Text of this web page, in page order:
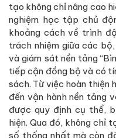
tạo không chỉ nâng cao
nghiệm học tập chủ
khoảng cách về trình
trách nhiệm giữa các
và giám sát nền tảng
tiếp cận đồng bộ và có
sách. Từ việc hoàn thiện
đến vận hành nền tảng
được quy định cụ thể,
hiện. Qua đó, không chỉ
số thống nhất mà còn